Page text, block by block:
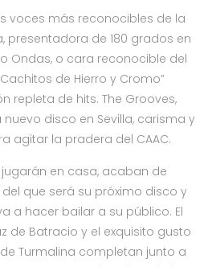
voces más reconocibles de la
presentadora de 180 grados en
Ondas, o cara reconocible del
de Hierro y Cromo”
repleta de hits. The Grooves,
disco en Sevilla, carisma y
agitar la pradera del CAAC.
jugarán en casa, acaban de
que será su próximo disco y
a hacer bailar a su público. El
de Batracio y el exquisito gusto
Turmalina completan junto a